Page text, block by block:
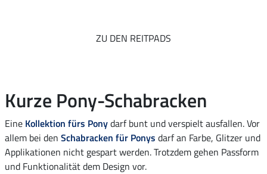
ZU DEN REITPADS
Kurze Pony-Schabracken
Eine Kollektion fürs Ponydarf bunt und verspielt ausfallen. Vor
allem bei den Schabracken für Ponys darf an Farbe, Glitzer und
Applikationen nicht gespart werden. Trotzdem gehen Passform
und Funktionalität dem Design vor.